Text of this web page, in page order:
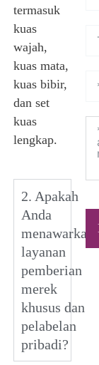
termasuk
kuas
wajah,
kuas mata,
kuas bibir,
dan set
kuas
lengkap.
2. Apakah
Anda
menawarkan
layanan
pemberian
merek
khusus dan
pelabelan
pribadi?